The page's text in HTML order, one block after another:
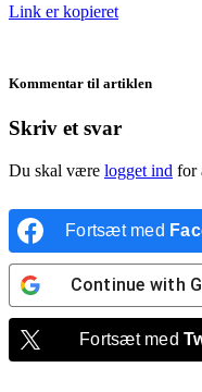
Link er kopieret
Kommentar til artiklen
Skriv et svar
Du skal være logget ind for
Fortsæt med
Continue with
Fortsæt med